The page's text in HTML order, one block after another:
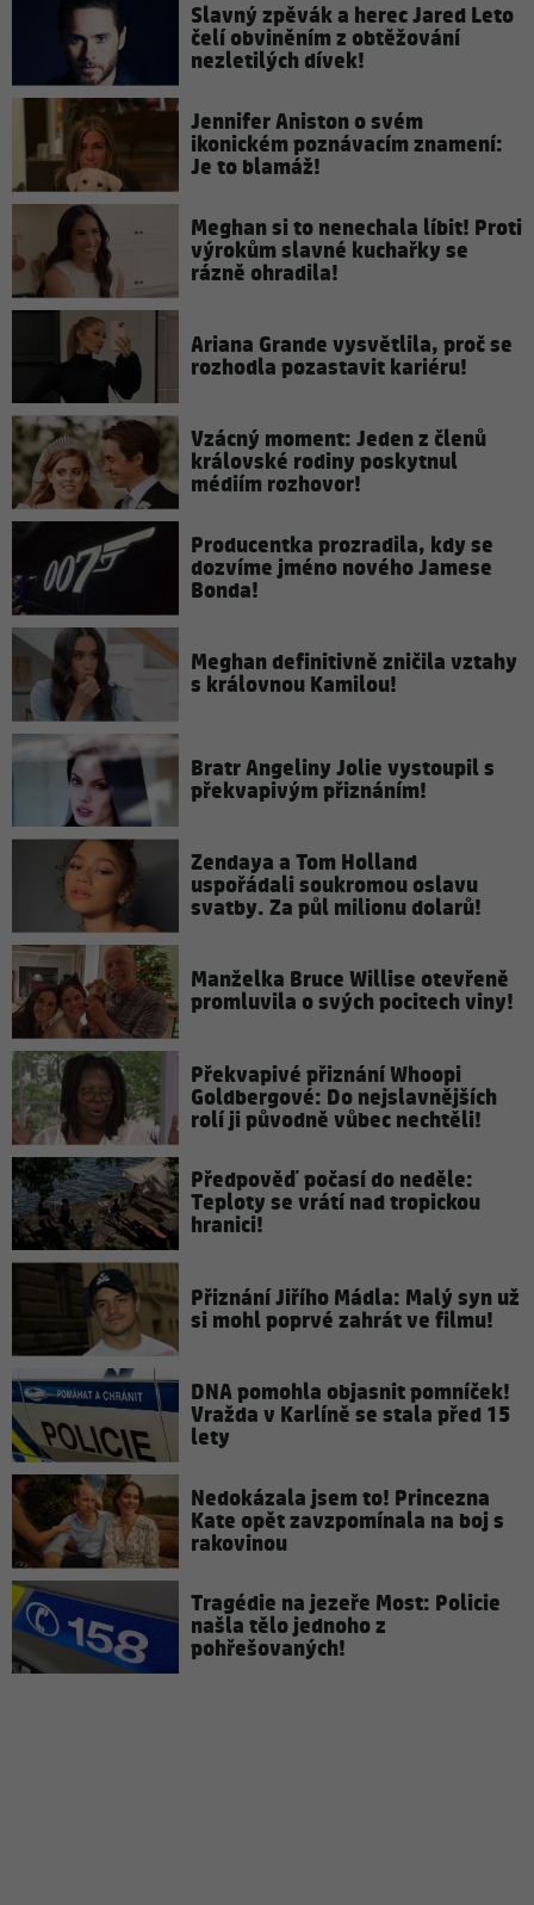
Slavný zpěvák a herec Jared Leto
čelí obviněním z obtěžování
nezletilých dívek!
Jennifer Aniston o svém
ikonickém poznávacím znamení:
Je to blamáž!
Meghan si to nenechala líbit! Proti
výrokům slavné kuchařky se
rázně ohradila!
Ariana Grande vysvětlila, proč se
rozhodla pozastavit kariéru!
Vzácný moment: Jeden z členů
královské rodiny poskytnul
médiím rozhovor!
Producentka prozradila, kdy se
dozvíme jméno nového Jamese
Bonda!
Meghan definitivně zničila vztahy
s královnou Kamilou!
Bratr Angeliny Jolie vystoupil s
překvapivým přiznáním!
Zendaya a Tom Holland
uspořádali soukromou oslavu
svatby. Za půl milionu dolarů!
Manželka Bruce Willise otevřeně
promluvila o svých pocitech viny!
Překvapivé přiznání Whoopi
Goldbergové: Do nejslavnějších
rolí ji původně vůbec nechtěli!
Předpověď počasí do neděle:
Teploty se vrátí nad tropickou
hranici!
Přiznání Jiřího Mádla: Malý syn už
si mohl poprvé zahrát ve filmu!
DNA pomohla objasnit pomníček!
Vražda v Karlíně se stala před 15
lety
Nedokázala jsem to! Princezna
Kate opět zavzpomínala na boj s
rakovinou
Tragédie na jezeře Most: Policie
našla tělo jednoho z
pohřešovaných!